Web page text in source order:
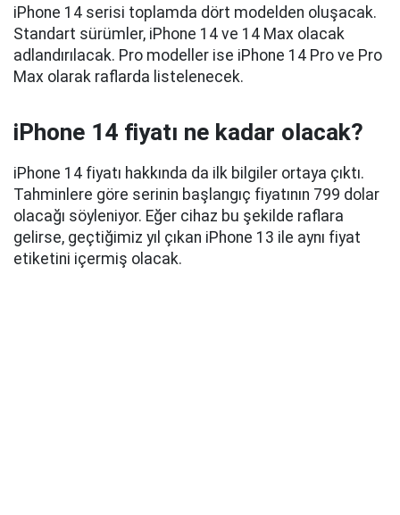
iPhone 14 serisi toplamda dört modelden oluşacak.
Standart sürümler, iPhone 14 ve 14 Max olacak
adlandırılacak. Pro modeller ise iPhone 14 Pro ve Pro
Max olarak raflarda listelenecek.
iPhone 14 fiyatı ne kadar olacak?
iPhone 14 fiyatı hakkında da ilk bilgiler ortaya çıktı.
Tahminlere göre serinin başlangıç fiyatının 799 dolar
olacağı söyleniyor. Eğer cihaz bu şekilde raflara
gelirse, geçtiğimiz yıl çıkan iPhone 13 ile aynı fiyat
etiketini içermiş olacak.